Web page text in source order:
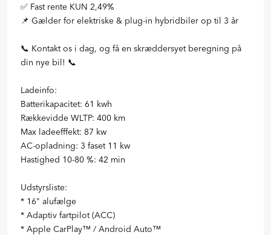
✅ Fast rente KUN 2,49%
📌 Gælder for elektriske & plug-in hybridbiler op til 3 år
📞 Kontakt os i dag, og få en skræddersyet beregning på
din nye bil! 📞
Ladeinfo:
Batterikapacitet: 61 kwh
Rækkevidde WLTP: 400 km
Max ladeefffekt: 87 kw
AC-opladning: 3 faset 11 kw
Hastighed 10-80 %: 42 min
Udstyrsliste:
* 16" alufælge
* Adaptiv fartpilot (ACC)
* Apple CarPlay™ / Android Auto™